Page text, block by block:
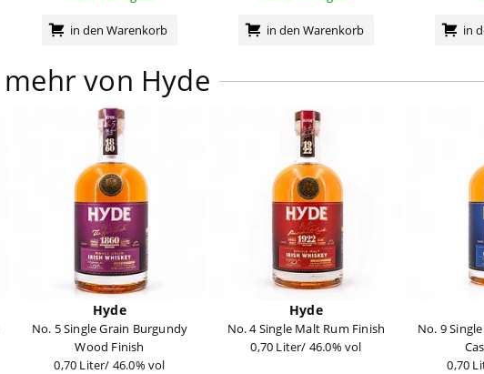
in den Warenkorb in den Warenkorb in
mehr von Hyde
Hyde
No. 5 Single Grain Burgundy
Wood Finish
0,70 Liter/ 46.0% vol
Hyde
No. 4 Single Malt Rum Finish
0,70 Liter/ 46.0% vol
No. 9
0,70